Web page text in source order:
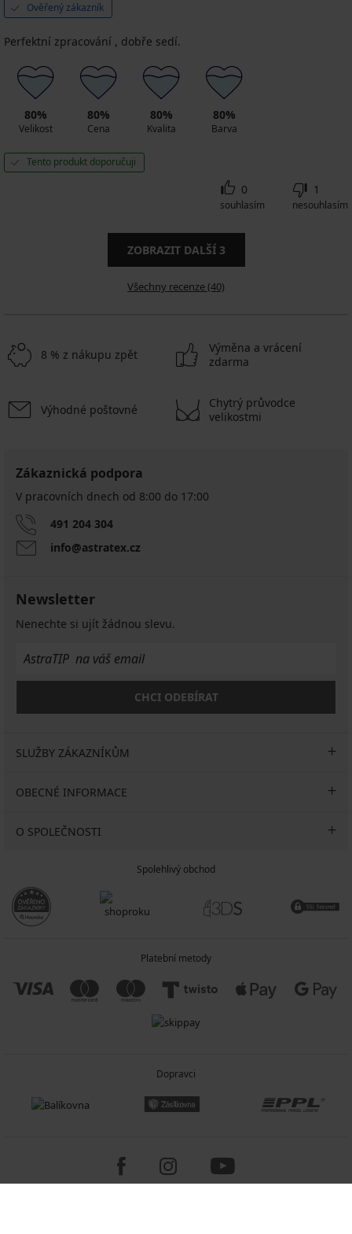
Ověřený zákazník
Perfektní zpracování , dobře sedí.
80%
Velikost
80%
Cena
80%
Kvalita
80%
Barva
Tento produkt doporučuji
0
souhlasím
1
nesouhlasím
ZOBRAZIT DALŠÍ 3
Všechny recenze (40)
8 % z nákupu zpět
Výměna a vrácení
zdarma
Výhodné poštovné
Chytrý průvodce
velikostmi
Zákaznická podpora
V pracovních dnech od 8:00 do 17:00
491 204 304
info@astratex.cz
Newsletter
Nenechte si ujít žádnou slevu.
CHCI ODEBÍRAT
SLUŽBY ZÁKAZNÍKŮM
OBECNÉ INFORMACE
O SPOLEČNOSTI
Spolehlivý obchod
Platební metody
Dopravci